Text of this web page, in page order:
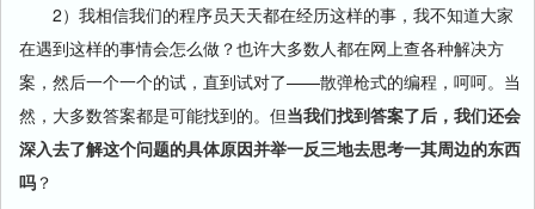
2）我相信我们的程序员天天都在经历这样的事，我不知道大家
在遇到这样的事情会怎么做？也许大多数人都在网上查各种解决方
案，然后一个一个的试，直到试对了——散弹枪式的编程，呵呵。当
然，大多数答案都是可能找到的。但当我们找到答案了后，我们还会
深入去了解这个问题的具体原因并举一反三地去思考一其周边的东西
吗 ？